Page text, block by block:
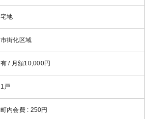
宅地
市街化区域
有 / 月額10,000円
1戸
町内会費 : 250円